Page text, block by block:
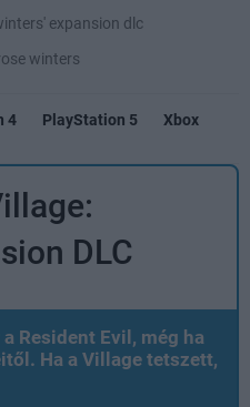
expansion dlc
winters
4 PlayStation 5
Xbox
DLC
Resident Evil, még ha
Ha a Village tetszett,